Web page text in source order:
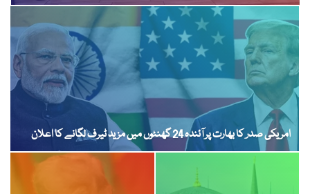
امریکی صدر کا بھارت پر آئندہ 24 گھنٹوں میں مزید ٹیرف لگانے کا اعلان